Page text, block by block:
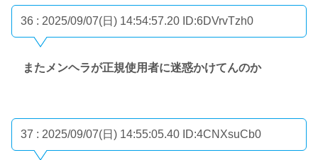
36 : 2025/09/07(日) 14:54:57.20 ID:6DVrvTzh0
またメンヘラが正規使用者に迷惑かけてんのか
37 : 2025/09/07(日) 14:55:05.40 ID:4CNXsuCb0